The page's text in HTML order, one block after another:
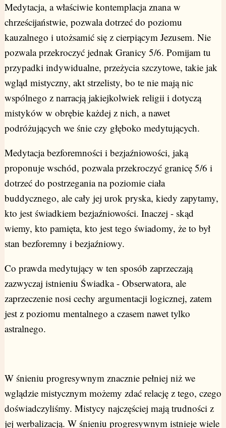
Medytacja, a właściwie kontemplacja znana w
chrześcijaństwie, pozwala dotrzeć do poziomu
kauzalnego i utożsamić się z cierpiącym Jezusem. Nie
pozwala przekroczyć jednak Granicy 5/6. Pomijam tu
przypadki indywidualne, przeżycia szczytowe, takie jak
wgląd mistyczny, akt strzelisty, bo te nie mają nic
wspólnego z narracją jakiejkolwiek religii i dotyczą
mistyków w obrębie każdej z nich, a nawet
podróżujących we śnie czy głęboko medytujących.
Medytacja bezforemności i bezjaźniowości, jaką
proponuje wschód, pozwala przekroczyć granicę 5/6 i
dotrzeć do postrzegania na poziomie ciała
buddycznego, ale cały jej urok pryska, kiedy zapytamy,
kto jest świadkiem bezjaźniowości. Inaczej - skąd
wiemy, kto pamięta, kto jest tego świadomy, że to był
stan bezforemny i bezjaźniowy.
Co prawda medytujący w ten sposób zaprzeczają
zazwyczaj istnieniu Świadka - Obserwatora, ale
zaprzeczenie nosi cechy argumentacji logicznej, zatem
jest z poziomu mentalnego a czasem nawet tylko
astralnego.
W śnieniu progresywnym znacznie pełniej niż we
wglądzie mistycznym możemy zdać relację z tego, czego
doświadczyliśmy. Mistycy najczęściej mają trudności z
jej werbalizacją. W śnieniu progresywnym istnieje wiele